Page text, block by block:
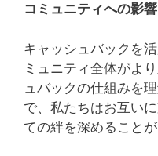
コミュニティへの影響
キャッシュバックを
ミュニティ全体がよ
ュバックの仕組みを
で、私たちはお互い
ての絆を深めることが